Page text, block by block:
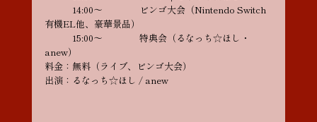
14:00〜 ビンゴ大会（Nintendo Switch
有機EL他、豪華景品）
15:00〜 特典会（るなっち☆ほし・
anew）
料金：無料（ライブ、ビンゴ大会）
出演：るなっち☆ほし / anew